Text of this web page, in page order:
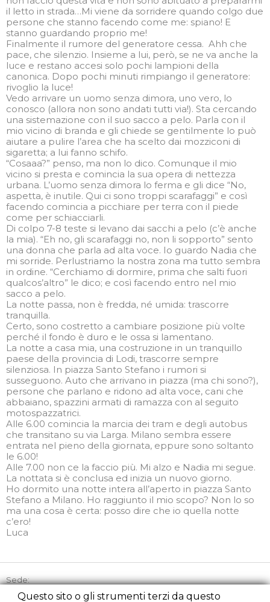
Questo sito o gli strumenti terzi da questo
il letto in strada…Mi viene da sorridere quando colgo due
persone che stanno facendo come me: spiano! E
stanno guardando proprio me!
Finalmente il rumore del generatore cessa. Ahh che
pace, che silenzio. Insieme a lui, però, se ne va anche la
luce e restano accesi solo pochi lampioni della
canonica. Dopo pochi minuti rimpiango il generatore:
rivoglio la luce!
Vedo arrivare un uomo senza dimora, uno vero, lo
conosco (allora non sono andati tutti via!). Sta cercando
una sistemazione con il suo sacco a pelo. Parla con il
mio vicino di branda e gli chiede se gentilmente lo può
aiutare a pulire l’area che ha scelto dai mozziconi di
sigaretta; a lui fanno schifo.
“Cosaaa?” penso, ma non lo dico. Comunque il mio
vicino si presta e comincia la sua opera di nettezza
urbana. L’uomo senza dimora lo ferma e gli dice “No,
aspetta, è inutile. Qui ci sono troppi scarafaggi” e così
facendo comincia a picchiare per terra con il piede
come per schiacciarli.
Di colpo 7-8 teste si levano dai sacchi a pelo (c’è anche
la mia). “Eh no, gli scarafaggi no, non li sopporto” sento
una donna che parla ad alta voce. Io guardo Nadia che
mi sorride. Perlustriamo la nostra zona ma tutto sembra
in ordine. “Cerchiamo di dormire, prima che salti fuori
qualcos’altro” le dico; e così facendo entro nel mio
sacco a pelo.
La notte passa, non è fredda, né umida: trascorre
tranquilla.
Certo, sono costretto a cambiare posizione più volte
perché il fondo è duro e le ossa si lamentano.
La notte a casa mia, una costruzione in un tranquillo
paese della provincia di Lodi, trascorre sempre
silenziosa. In piazza Santo Stefano i rumori si
susseguono. Auto che arrivano in piazza (ma chi sono?),
persone che parlano e ridono ad alta voce, cani che
abbaiano, spazzini armati di ramazza con al seguito
motospazzatrici.
Alle 6.00 comincia la marcia dei tram e degli autobus
che transitano su via Larga. Milano sembra essere
entrata nel pieno della giornata, eppure sono soltanto
le 6.00!
Alle 7.00 non ce la faccio più. Mi alzo e Nadia mi segue.
La nottata si è conclusa ed inizia un nuovo giorno.
Ho dormito una notte intera all’aperto in piazza Santo
Stefano a Milano. Ho raggiunto il mio scopo? Non lo so
ma una cosa è certa: posso dire che io quella notte
c’ero!
Luca
Sede:
Via Picozzi 21, 20131 Milano